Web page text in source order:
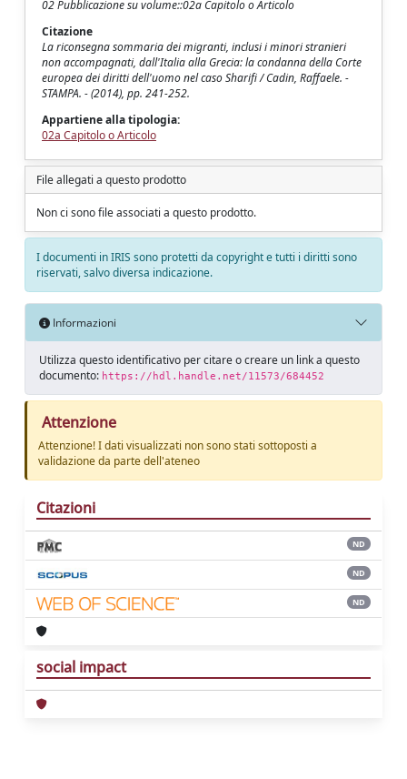
02 Pubblicazione su volume::02a Capitolo o Articolo
Citazione
La riconsegna sommaria dei migranti, inclusi i minori stranieri
non accompagnati, dall'Italia alla Grecia: la condanna della Corte
europea dei diritti dell'uomo nel caso Sharifi / Cadin, Raffaele. -
STAMPA. - (2014), pp. 241-252.
Appartiene alla tipologia:
02a Capitolo o Articolo
File allegati a questo prodotto
Non ci sono file associati a questo prodotto.
I documenti in IRIS sono protetti da copyright e tutti i diritti sono
riservati, salvo diversa indicazione.
Informazioni
Utilizza questo identificativo per citare o creare un link a questo
documento: https://hdl.handle.net/11573/684452
Attenzione
Attenzione! I dati visualizzati non sono stati sottoposti a
validazione da parte dell'ateneo
Citazioni
ND
ND
ND
social impact